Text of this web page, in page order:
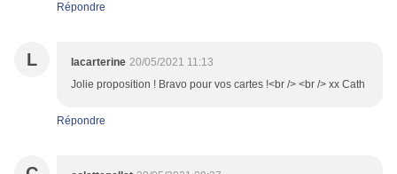
Répondre
L lacarterine 20/05/2021 11:13
Jolie proposition ! Bravo pour vos cartes !<br /> <br /> xx Cath
Répondre